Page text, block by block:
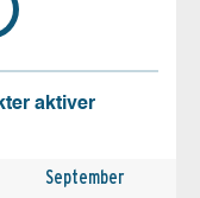
aktiver
September